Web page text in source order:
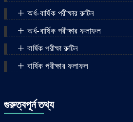
অর্ধ-বার্ষিক পরীক্ষার রুটিন
অর্ধ-বার্ষিক পরীক্ষার ফলাফল
বার্ষিক পরীক্ষা রুটিন
বার্ষিক পরীক্ষার ফলাফল
গুরুত্বপূর্ন তথ্য